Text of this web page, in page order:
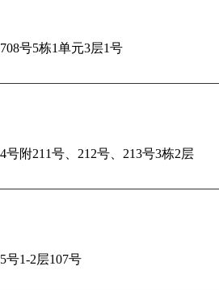
号5栋1单元3层1号
附211号、212号、213号3栋2层
号1-2层107号